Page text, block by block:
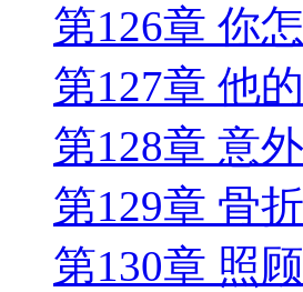
第126章 你
第127章 他
第128章 意
第129章 骨折
第130章 照顾